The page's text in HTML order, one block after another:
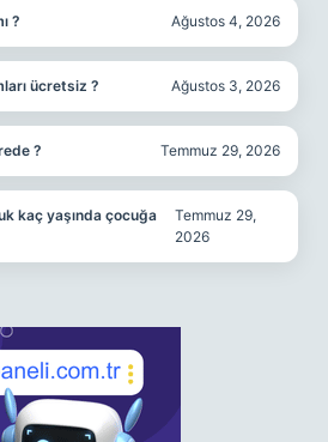
? Ağustos 4, 2026
ücretsiz ? Ağustos 3, 2026
? Temmuz 29, 2026
kaç yaşında çocuğa
Temmuz 29,
2026